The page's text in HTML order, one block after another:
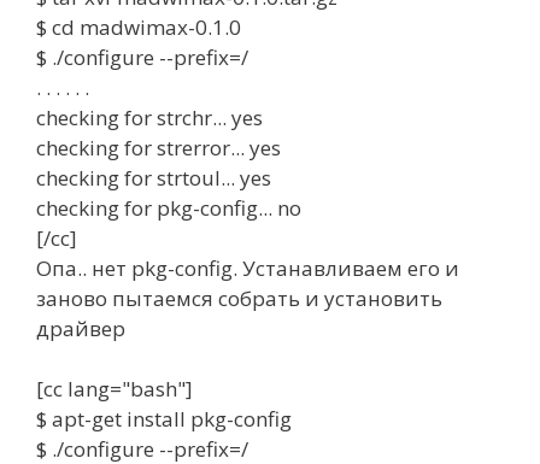
$ cd madwimax-0.1.0
$ ./configure --prefix=/
. . . . . .
checking for strchr... yes
checking for strerror... yes
checking for strtoul... yes
checking for pkg-config... no
[/cc]
Опа.. нет pkg-config. Устанавливаем его и
заново пытаемся собрать и установить
драйвер
[cc lang="bash"]
$ apt-get install pkg-config
$ ./configure --prefix=/